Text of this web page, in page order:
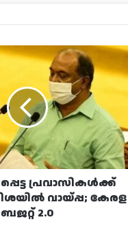
പ്രവാസികൾക്ക്
വായ്‌പ്പ; കേരള
ബജറ്റ് 2.0